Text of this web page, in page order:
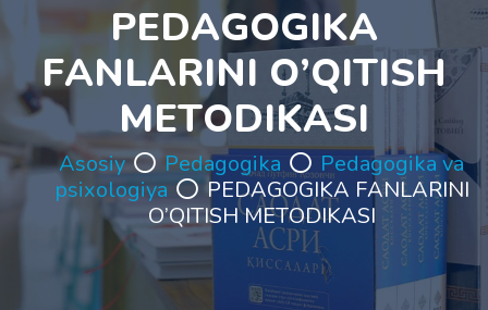
PЕDАGОGIKА
FАNLАRINI O’QITISH
MЕTОDIKАSI
Asosiy Pedagogika
Pedagogika va
psixologiya
PЕDАGОGIKА FАNLАRINI
O’QITISH MЕTОDIKАSI